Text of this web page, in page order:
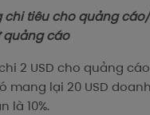
chi tiêu cho quảng
cáo
2 USD cho quảng
mang lại 20 USD
là 10%.